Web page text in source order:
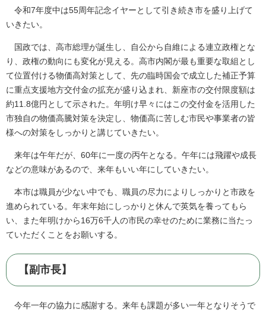
令和7年度中は55周年記念イヤーとして引き続き市を盛り上げて
いきたい。
国政では、高市総理が誕生し、自公から自維による連立政権とな
り、政権の動向にも変化が見える。高市内閣が最も重要な取組とし
て位置付ける物価高対策として、先の臨時国会で成立した補正予算
に重点支援地方交付金の拡充が盛り込まれ、新座市の交付限度額は
約11.8億円として示された。年明け早々にはこの交付金を活用した
市独自の物価高騰対策を決定し、物価高に苦しむ市民や事業者の皆
様への対策をしっかりと講じていきたい。
来年は午年だが、60年に一度の丙午となる。午年には飛躍や成長
などの意味があるので、来年もいい年にしていきたい。
本市は職員が少ない中でも、職員の尽力によりしっかりと市政を
進められている。年末年始にしっかりと休んで英気を養ってもら
い、また年明けから16万6千人の市民の幸せのために業務に当たっ
ていただくことをお願いする。
【副市長】
今年一年の協力に感謝する。来年も課題が多い一年となりそうで